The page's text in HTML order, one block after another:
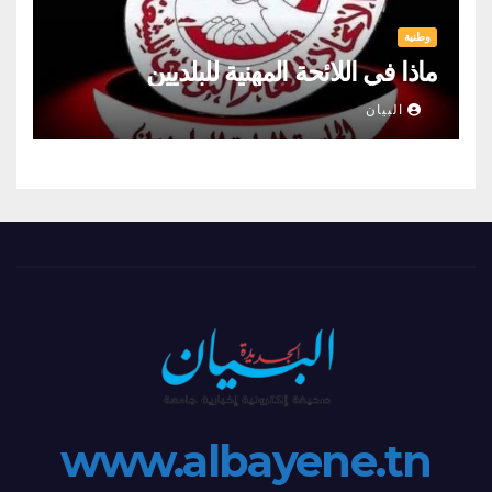
وطنية
ماذا في اللائحة المهنية للبلديين
البيان
www.albayene.tn